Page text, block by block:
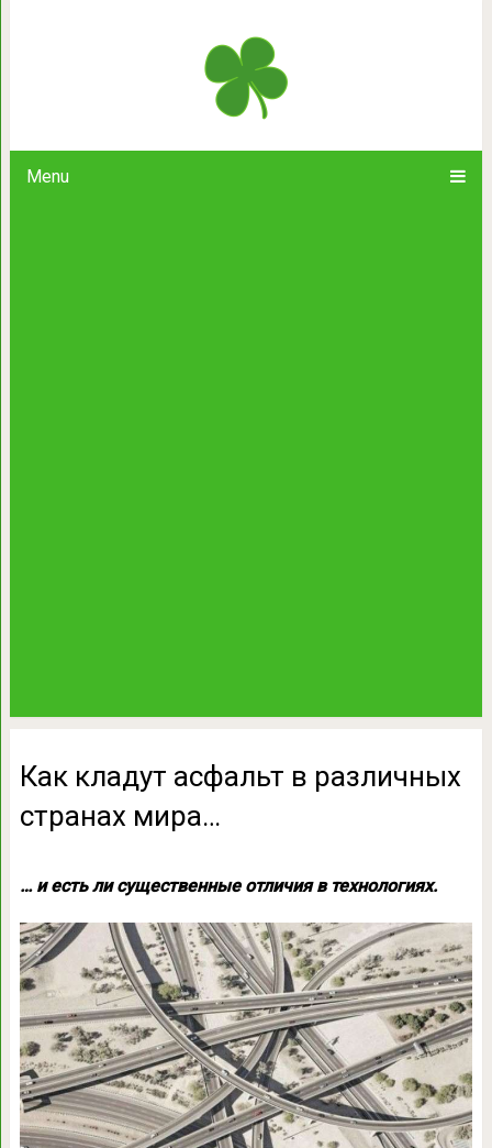
Menu
Как кладут асфальт в
Как кладут асфальт в различных
странах мира…
… и есть ли существенные отличия в технологиях.